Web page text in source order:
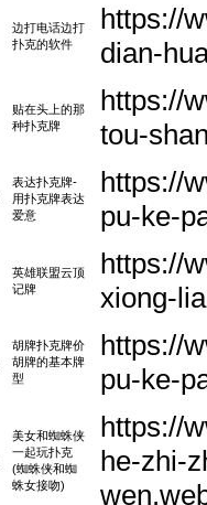
边打电话边打
扑克的软件
https://
dian-
贴在头上的那
种扑克牌
https://
tou-
表达扑克牌-
用扑克牌表达
爱意
https://
pu-ke-
英雄联盟云顶
记牌
https://
xiong-
胡牌扑克牌价
胡牌的基本牌
型
https://
pu-ke-
美女和蜘蛛侠
一起玩扑克
(蜘蛛侠和蜘
蛛女接吻)
https://
he-zhi-